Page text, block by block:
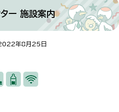
ー 施設案内
年8月25日